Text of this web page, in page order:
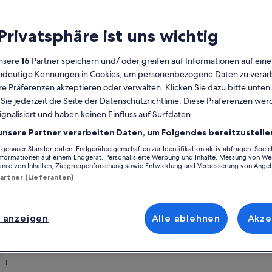
Derzeit
die
Monate
August
2026
und
September
angezeigt.
MoMontag
DiDienstag
MiMittwoch
DoDonnerstag
Fr Freitag
SaSamstag
SoSonntag
3 4 5 6 7 8 9
10 11 12
23
30
31
MoMontag
Di
7 8 9
21 22
28 29
Ferienunterkünften in Schenkenzell, die für deinen Urlaub wie
oder Freunden, du kannst dich auf all die Annehmlichkeiten
auch vorstellst, du findest bestimmt die Unterkunft, die allen
– Schenkenzell
stilvolle Auszeit im Schwarzwald
ist uns wichtig
16 Partner speichern und/ oder greifen auf Informationen auf
Kennungen in Cookies, um personenbezogene Daten zu
Präferenzen akzeptieren oder verwalten. Klicken Sie dazu bitte
jederzeit die Seite der Datenschutzrichtlinie. Diese Präferenzen
und haben keinen Einfluss auf Surfdaten.
Partner verarbeiten Daten, um Folgendes
Standortdaten. Endgeräteeigenschaften zur Identifikation aktiv abfragen.
auf einem Endgerät. Personalisierte Werbung und Inhalte, Messung von
von Inhalten, Zielgruppenforschung sowie Entwicklung und Verbesserung von
(Lieferanten)
Alle ablehnen